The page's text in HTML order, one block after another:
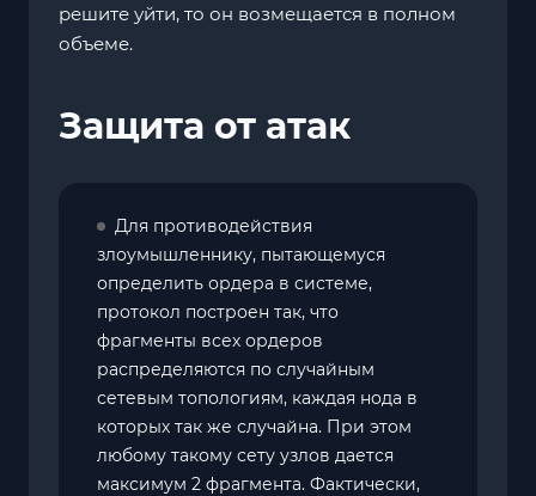
решите уйти, то он возмещается в полном
объеме.
Защита от атак
Для противодействия
злоумышленнику, пытающемуся
определить ордера в системе,
протокол построен так, что
фрагменты всех ордеров
распределяются по случайным
сетевым топологиям, каждая нода в
которых так же случайна. При этом
любому такому сету узлов дается
максимум 2 фрагмента. Фактически,